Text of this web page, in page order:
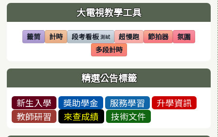
左邊區域內容 大電視教學工具
籤筒
(另開視窗)
計時
(另開視窗)段考看板 測試
(另開視窗) 超慢跑
(另開視窗)節拍器
(另開視窗)氛圍
(另開視窗)
多段計時
(另開視窗)
精選公告標籤
新生入學 獎助學金 服務學習
升學資訊
教師研習
來查成績 技術文件